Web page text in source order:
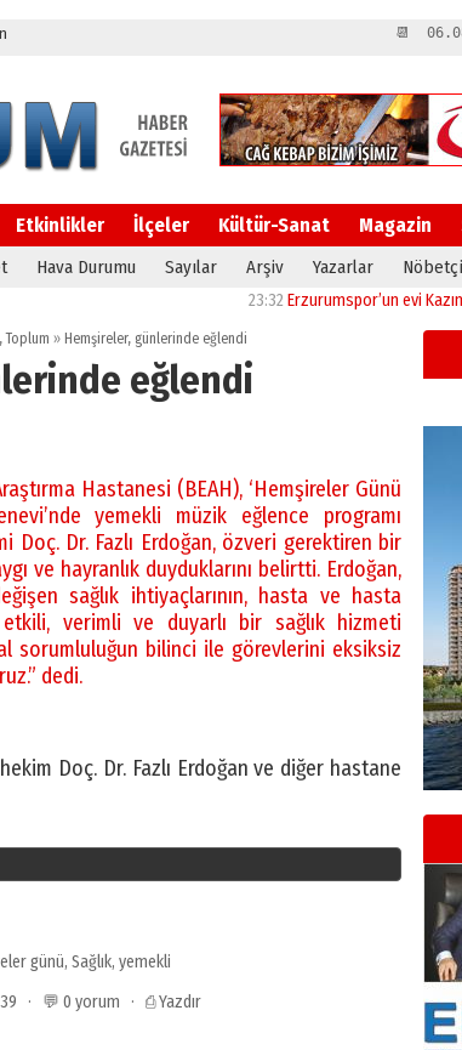
📆
Etkinlikler İlçeler Kültür-Sanat Magazin
Hava Durumu Sayılar Arşiv Yazarlar
Erzurumspor’un evi Kazım
,Toplum » Hemşireler, günlerinde eğlendi
eğlendi
Hastanesi (BEAH), ‘Hemşireler Günü
yemekli müzik eğlence programı
Doç. Dr. Fazlı Erdoğan, özveri gerektiren bir
ve hayranlık duyduklarını belirtti. Erdoğan,
sağlık ihtiyaçlarının, hasta ve hasta
etkili, verimli ve duyarlı bir sağlık hizmeti
sorumluluğun bilinci ile görevlerini eksiksiz
dedi.
Doç. Dr. Fazlı Erdoğan ve diğer hastane
günü, Sağlık, yemekli
· 💬 0 yorum · ⎙ Yazdır